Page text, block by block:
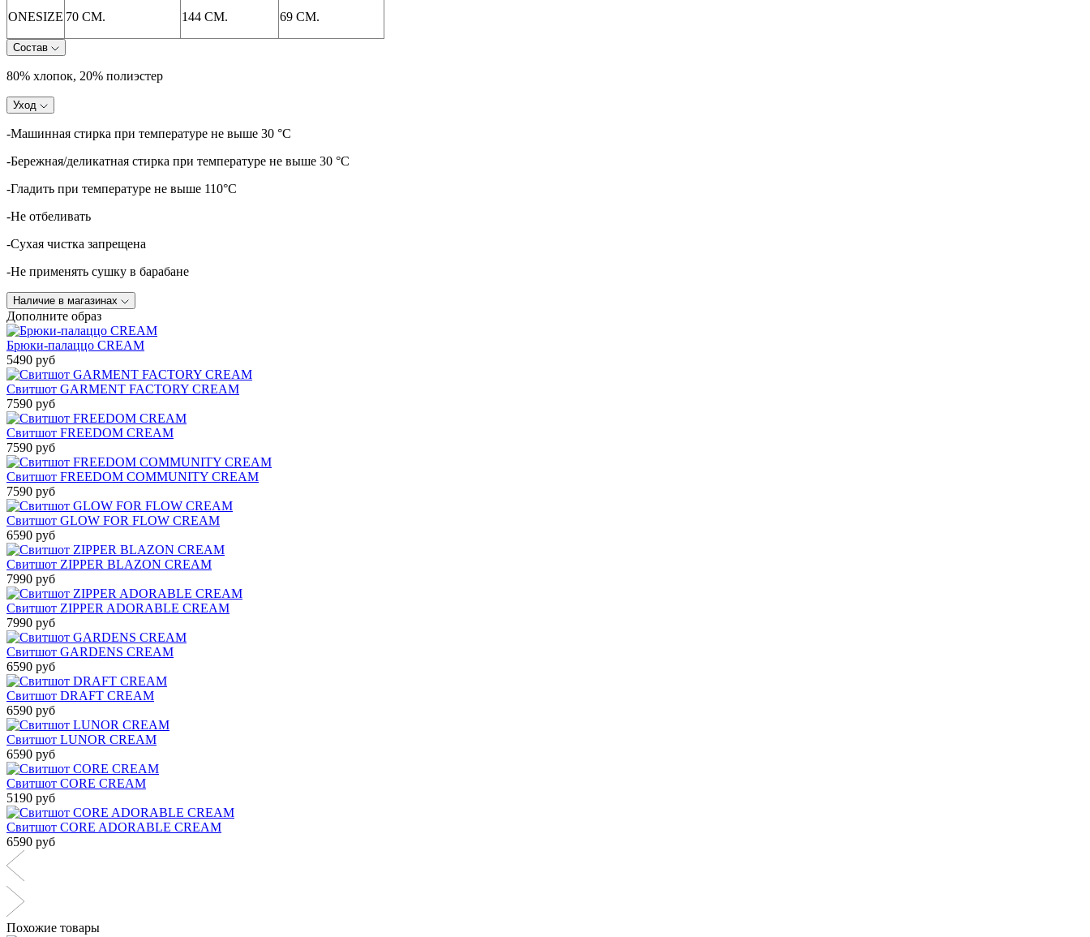
ONESIZE 70 СМ. 144 СМ. 69 СМ.
Состав
80% хлопок, 20% полиэстер
Уход
-Машинная стирка при температуре не выше 30 °C
-Бережная/деликатная стирка при температуре не выше 30 °C
-Гладить при температуре не выше 110°C
-Не отбеливать
-Сухая чистка запрещена
-Не применять сушку в барабане
Наличие в магазинах
Дополните образ
Брюки-палаццо CREAM
5490 руб
Свитшот GARMENT FACTORY CREAM
7590 руб
Свитшот FREEDOM CREAM
7590 руб
Свитшот FREEDOM COMMUNITY CREAM
7590 руб
Свитшот GLOW FOR FLOW CREAM
6590 руб
Свитшот ZIPPER BLAZON CREAM
7990 руб
Свитшот ZIPPER ADORABLE CREAM
7990 руб
Свитшот GARDENS CREAM
6590 руб
Cвитшот DRAFT CREAM
6590 руб
Cвитшот LUNOR CREAM
6590 руб
Свитшот CORE CREAM
5190 руб
Свитшот CORE ADORABLE CREAM
6590 руб
Похожие товары